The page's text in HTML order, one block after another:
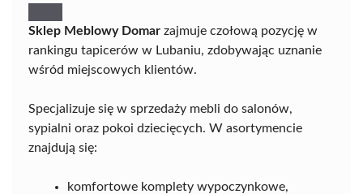
Sklep Meblowy Domar zajmuje czołową pozycję w
rankingu tapicerów w Lubaniu, zdobywając uznanie
wśród miejscowych klientów.
Specjalizuje się w sprzedaży mebli do salonów,
sypialni oraz pokoi dziecięcych. W asortymencie
znajdują się:
komfortowe komplety wypoczynkowe,